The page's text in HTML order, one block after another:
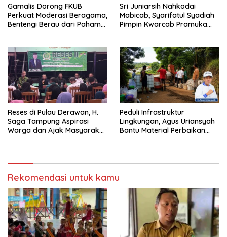
Gamalis Dorong FKUB
Perkuat Moderasi Beragama,
Bentengi Berau dari Paham
Sri Juniarsih Nahkodai
Mabicab, Syarifatul Syadiah
Pimpin Kwarcab Pramuka
Reses di Pulau Derawan, H.
Saga Tampung Aspirasi
Warga dan Ajak Masyarakat
Peduli Infrastruktur
Lingkungan, Agus Uriansyah
Bantu Material Perbaikan
Rekomendasi untuk kamu